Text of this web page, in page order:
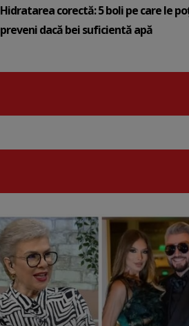
Hidratarea corectă: 5 boli pe care le
preveni dacă bei suficientă apă